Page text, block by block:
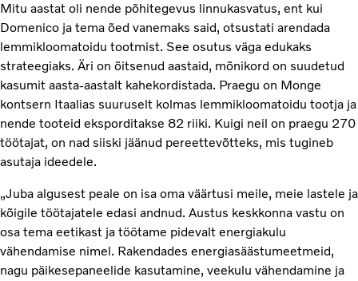
Mitu aastat oli nende põhitegevus linnukasvatus, ent kui
Domenico ja tema õed vanemaks said, otsustati arendada
lemmikloomatoidu tootmist. See osutus väga edukaks
strateegiaks. Äri on õitsenud aastaid, mõnikord on suudetud
kasumit aasta-aastalt kahekordistada. Praegu on Monge
kontsern Itaalias suuruselt kolmas lemmikloomatoidu tootja ja
nende tooteid eksporditakse 82 riiki. Kuigi neil on praegu 270
töötajat, on nad siiski jäänud pereettevõtteks, mis tugineb
asutaja ideedele.
„Juba algusest peale on isa oma väärtusi meile, meie lastele ja
kõigile töötajatele edasi andnud. Austus keskkonna vastu on
osa tema eetikast ja töötame pidevalt energiakulu
vähendamise nimel. Rakendades energiasäästumeetmeid,
nagu päikesepaneelide kasutamine, veekulu vähendamine ja